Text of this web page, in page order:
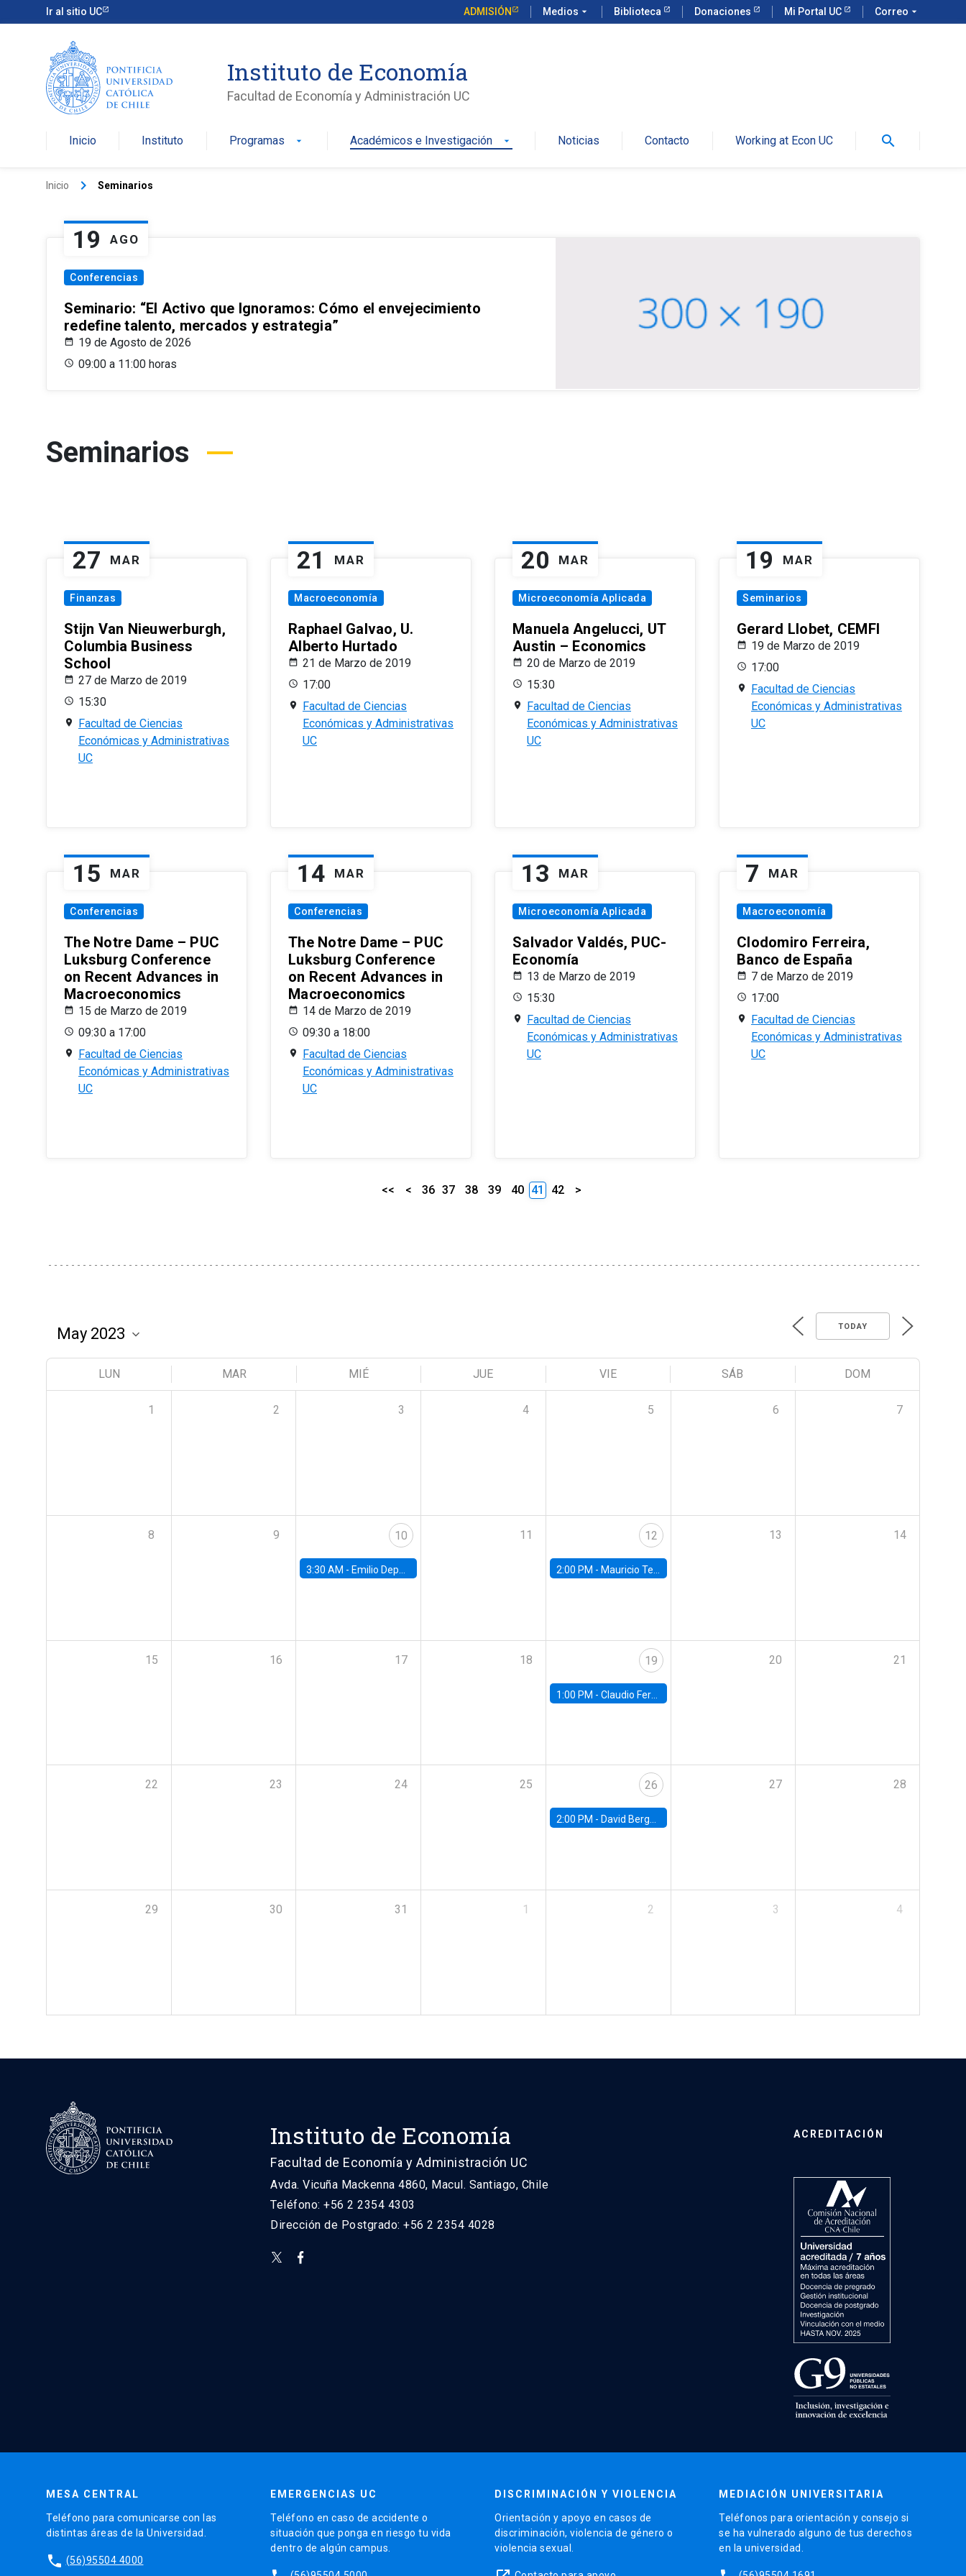
Ir al sitio UC ADMISIÓN Medios arrow_drop_down Biblioteca Donaciones Mi Portal UC Correo arrow_drop_down
Instituto de Economía
Facultad de Economía y Administración UC
Inicio Instituto Programas arrow_drop_down Académicos e Investigación arrow_drop_down Noticias Contacto Working at Econ UC search
Inicio keyboard_arrow_right Seminarios
19 AGO
Conferencias
Seminario: “El Activo que Ignoramos: Cómo el envejecimiento
redefine talento, mercados y estrategia”
19 de Agosto de 2026
09:00 a 11:00 horas
Seminarios
27 MAR
Finanzas
Stijn Van Nieuwerburgh,
Columbia Business
School
27 de Marzo de 2019
15:30
Facultad de Ciencias
Económicas y Administrativas
UC
21 MAR
Macroeconomía
Raphael Galvao, U.
Alberto Hurtado
21 de Marzo de 2019
17:00
Facultad de Ciencias
Económicas y Administrativas
UC
20 MAR
Microeconomía Aplicada
Manuela Angelucci, UT
Austin – Economics
20 de Marzo de 2019
15:30
Facultad de Ciencias
Económicas y Administrativas
UC
19 MAR
Seminarios
Gerard Llobet, CEMFI
19 de Marzo de 2019
17:00
Facultad de Ciencias
Económicas y Administrativas
UC
15 MAR
Conferencias
The Notre Dame – PUC
Luksburg Conference
on Recent Advances in
Macroeconomics
15 de Marzo de 2019
09:30 a 17:00
Facultad de Ciencias
Económicas y Administrativas
UC
14 MAR
Conferencias
The Notre Dame – PUC
Luksburg Conference
on Recent Advances in
Macroeconomics
14 de Marzo de 2019
09:30 a 18:00
Facultad de Ciencias
Económicas y Administrativas
UC
13 MAR
Microeconomía Aplicada
Salvador Valdés, PUC-
Economía
13 de Marzo de 2019
15:30
Facultad de Ciencias
Económicas y Administrativas
UC
7 MAR
Macroeconomía
Clodomiro Ferreira,
Banco de España
7 de Marzo de 2019
17:00
Facultad de Ciencias
Económicas y Administrativas
UC
<< < 36 37 38 39 40 41 42 >
TODAY
LUN MAR MIÉ JUE VIE SÁB DOM
1 2 3 4 5 6 7
8 9 10
3:30 AM - Emilio Depetris-Chauvín, Universidad Católica
11 12
2:00 PM - Mauricio Tejada, UDP
13 14
15 16 17 18 19
1:00 PM - Claudio Ferraz, British Columbia
20 21
22 23 24 25 26
2:00 PM - David Berger, Duke
27 28
29 30 31 1 2 3 4
Instituto de Economía
Facultad de Economía y Administración UC
Avda. Vicuña Mackenna 4860, Macul. Santiago, Chile
Teléfono: +56 2 2354 4303
Dirección de Postgrado: +56 2 2354 4028
ACREDITACIÓN
MESA CENTRAL
Teléfono para comunicarse con las
distintas áreas de la Universidad.
phone (56)95504 4000
EMERGENCIAS UC
Teléfono en caso de accidente o
situación que ponga en riesgo tu vida
dentro de algún campus.
DISCRIMINACIÓN Y VIOLENCIA
Orientación y apoyo en casos de
discriminación, violencia de género o
violencia sexual.
MEDIACIÓN UNIVERSITARIA
Teléfonos para orientación y consejo si
se ha vulnerado alguno de tus derechos
en la universidad.